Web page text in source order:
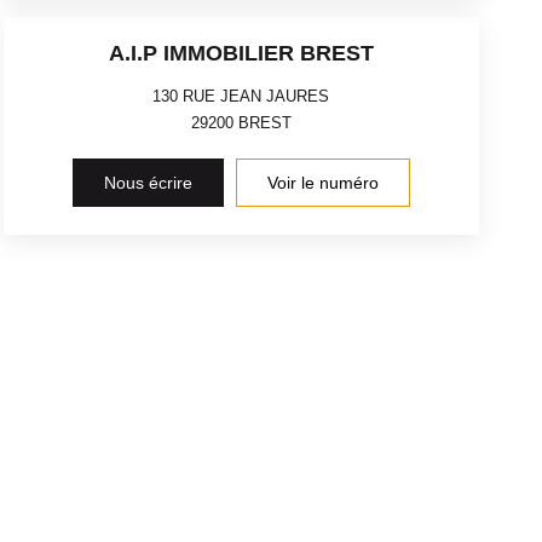
A.I.P IMMOBILIER BREST
130 RUE JEAN JAURES
29200 BREST
Nous écrire Voir le numéro